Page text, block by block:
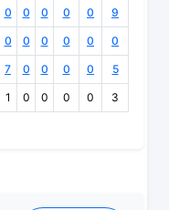
0 0 0 0 0 9
0 0 0 0 0 0
7 0 0 0 0 5
1 0 0 0 0 3